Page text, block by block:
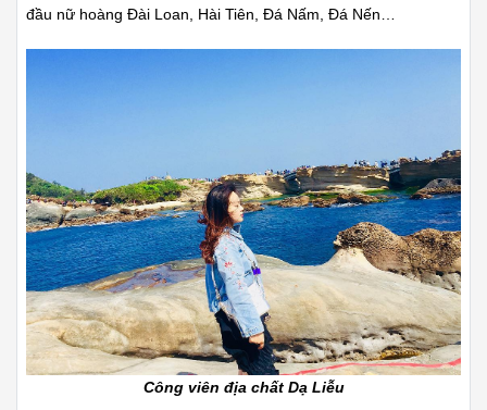
đầu nữ hoàng Đài Loan, Hài Tiên, Đá Nấm, Đá Nến…
Công viên địa chất Dạ Liễu